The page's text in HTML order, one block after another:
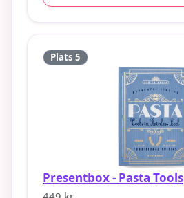
Plats 5
Presentbox - Pasta Tools